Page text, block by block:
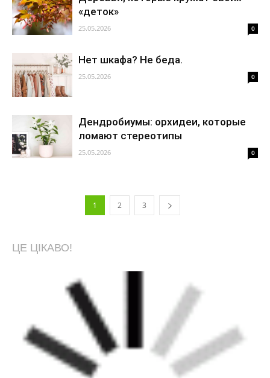
«деток»
25.05.2026 0
Нет шкафа? Не беда.
25.05.2026 0
Дендробиумы: орхидеи, которые
ломают стереотипы
25.05.2026 0
1 2 3
ЦЕ ЦІКАВО!